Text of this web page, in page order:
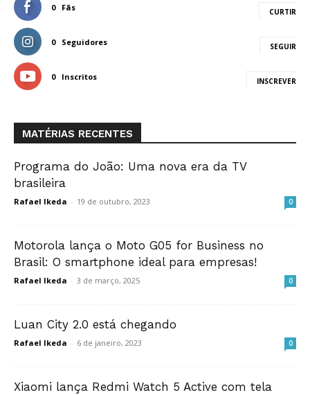
0 Fãs CURTIR
0 Seguidores SEGUIR
0 Inscritos INSCREVER
MATÉRIAS RECENTES
Programa do João: Uma nova era da TV
brasileira
Rafael Ikeda - 19 de outubro, 2023 0
Motorola lança o Moto G05 for Business no
Brasil: O smartphone ideal para empresas!
Rafael Ikeda - 3 de março, 2025 0
Luan City 2.0 está chegando
Rafael Ikeda - 6 de janeiro, 2023 0
Xiaomi lança Redmi Watch 5 Active com tela